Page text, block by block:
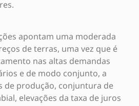
apontam uma moderada
de terras, uma vez que é
nas altas demandas
e de modo conjunto, a
de produção, conjuntura de
elevações da taxa de juros